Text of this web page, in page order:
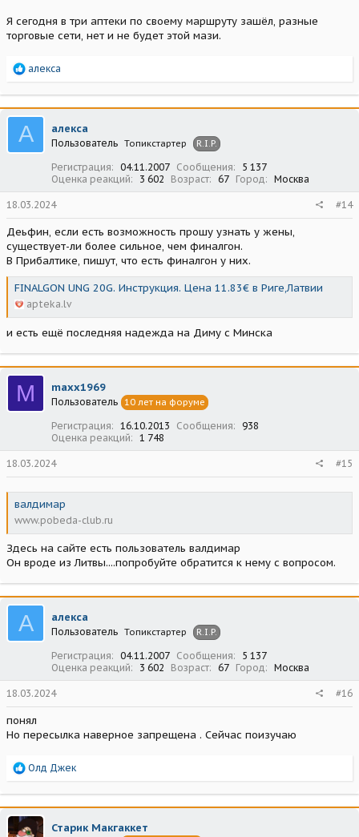
Я сегодня в три аптеки по своему маршруту зашёл, разные
торговые сети, нет и не будет этой мази.
Р
а
к
ц
и
и
алекса
А алекса
Пользователь Топикстартер R.I.P.
Регистрация 04.11.2007 Сообщения
5 137
Оценка реакций
3 602 Возраст 67 Город Москва
18.03.2024 #14
Деьфин, если есть возможность прошу узнать у жены,
существует-ли более сильное, чем финалгон.
В Прибалтике, пишут, что есть финалгон у них.
FINALGON UNG 20G. Инструкция. Цена 11.83€ в Риге,Латвии
apteka.lv
и есть ещё последняя надежда на Диму с Минска
M maxx1969
Пользователь 10 лет на форуме
Регистрация 16.10.2013 Сообщения
938
Оценка реакций
1 748
18.03.2024 #15
валдимар
www.pobeda-club.ru
Здесь на сайте есть пользователь валдимар
Он вроде из Литвы....попробуйте обратится к нему с вопросом.
А алекса
Пользователь Топикстартер R.I.P.
Регистрация 04.11.2007 Сообщения
5 137
Оценка реакций
3 602 Возраст 67 Город Москва
18.03.2024 #16
понял
Но пересылка наверное запрещена . Сейчас поизучаю
Р
а
к
ц
и
Олд Джек
Старик Макгаккет